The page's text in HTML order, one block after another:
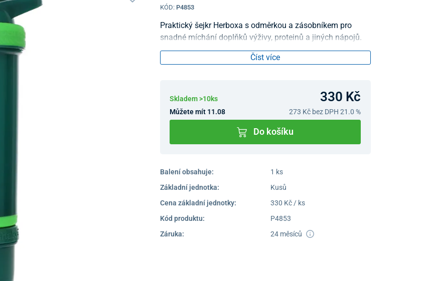
KÓD: P4853
Praktický šejkr Herboxa s odměrkou a zásobníkem pro
snadné míchání doplňků výživy, proteinů a jiných nápojů.
Číst více
Skladem >10ks 330 Kč
Můžete mít 11.08 273 Kčbez DPH 21.0 %
Do košíku
Balení obsahuje:
1 ks
Základní jednotka:
Kusů
Cena základní jednotky:
330 Kč / ks
Kód produktu:
P4853
Záruka:
24 měsíců